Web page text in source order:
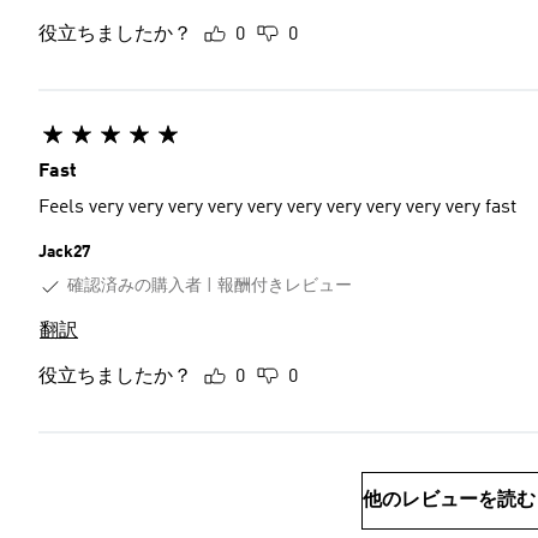
役立ちましたか？ 0 0
Fast
Feels very very very very very very very very very very fast
Jack27
確認済みの購入者
報酬付きレビュー
翻訳
役立ちましたか？ 0 0
他のレビューを読む